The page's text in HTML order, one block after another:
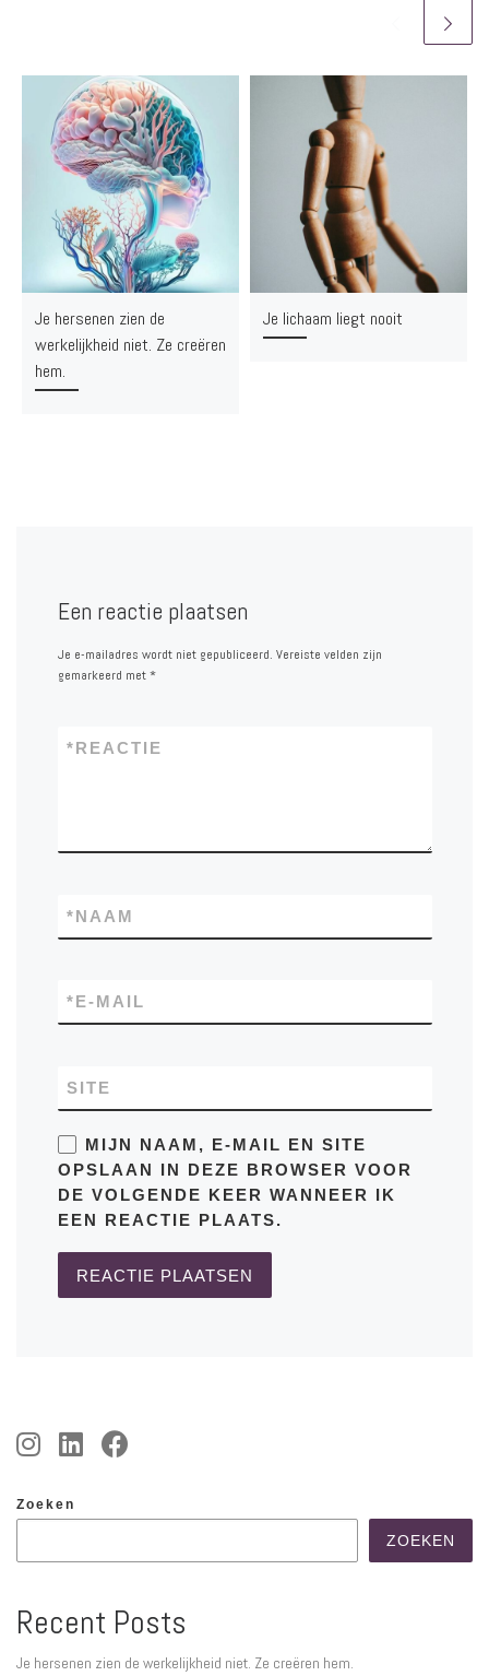
Je hersenen zien de
werkelijkheid niet. Ze creëren
hem.
Je lichaam liegt nooit
Een reactie plaatsen
Je e-mailadres wordt niet gepubliceerd. Vereiste velden zijn
gemarkeerd met*
REACTIE
*
NAAM
*
E-MAIL
*
SITE
MIJN NAAM, E-MAIL EN SITE
OPSLAAN IN DEZE BROWSER VOOR
DE VOLGENDE KEER WANNEER IK
EEN REACTIE PLAATS.
Zoeken
ZOEKEN
Recent Posts
Je hersenen zien de werkelijkheid niet. Ze creëren hem.